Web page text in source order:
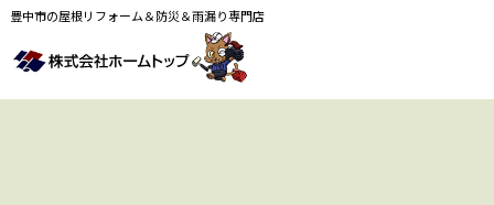
豊中市の屋根リフォーム＆防災＆雨漏り専門店